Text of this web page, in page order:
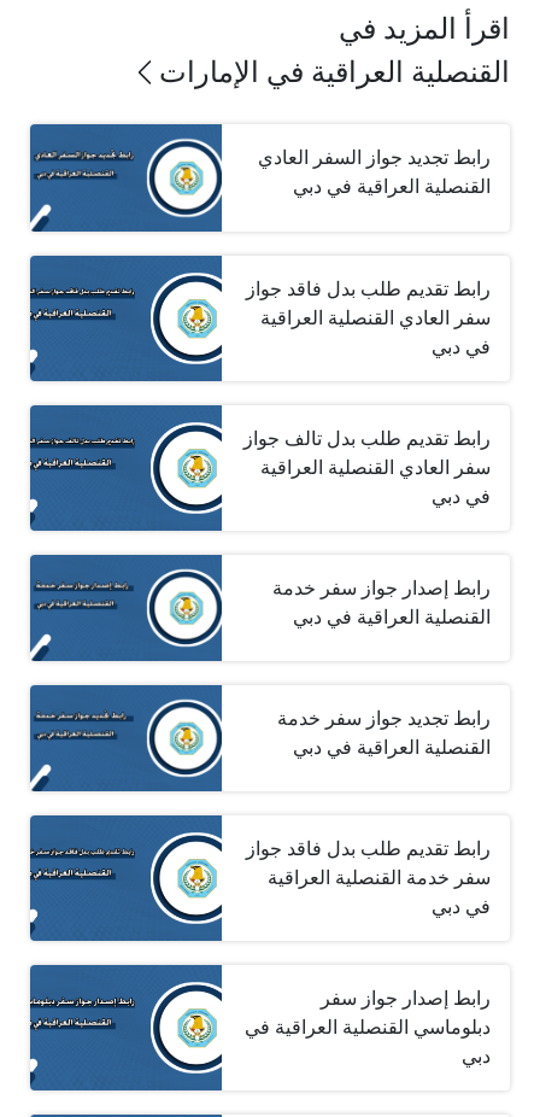
اقرأ المزيد في
القنصلية العراقية في الإمارات
رابط تجديد جواز السفر العادي
القنصلية العراقية في دبي
رابط تقديم طلب بدل فاقد جواز
سفر العادي القنصلية العراقية
في دبي
رابط تقديم طلب بدل تالف جواز
سفر العادي القنصلية العراقية
في دبي
رابط إصدار جواز سفر خدمة
القنصلية العراقية في دبي
رابط تجديد جواز سفر خدمة
القنصلية العراقية في دبي
رابط تقديم طلب بدل فاقد جواز
سفر خدمة القنصلية العراقية
في دبي
رابط إصدار جواز سفر
دبلوماسي القنصلية العراقية في
دبي